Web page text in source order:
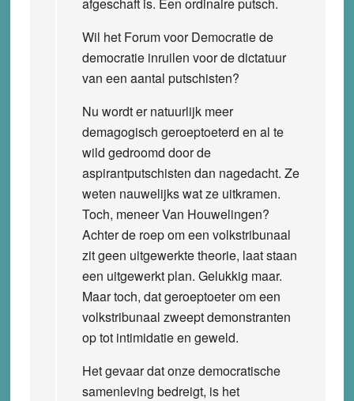
Wil het Forum voor Democratie de
democratie inruilen voor de dictatuur
van een aantal putschisten?
Nu wordt er natuurlijk meer
demagogisch geroeptoeterd en al te
wild gedroomd door de
aspirantputschisten dan nagedacht. Ze
weten nauwelijks wat ze uitkramen.
Toch, meneer Van Houwelingen?
Achter de roep om een volkstribunaal
zit geen uitgewerkte theorie, laat staan
een uitgewerkt plan. Gelukkig maar.
Maar toch, dat geroeptoeter om een
volkstribunaal zweept demonstranten
op tot intimidatie en geweld.
Het gevaar dat onze democratische
samenleving bedreigt, is het